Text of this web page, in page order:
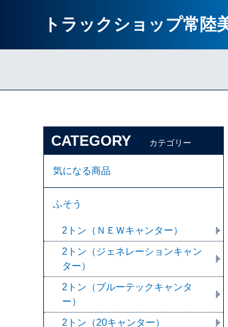
トラックショップ常陸
CATEGORY カテゴリー
気になる商品
ふそう
2トン（ＮＥＷキャンター）
2トン（ジェネレーションキャン
ター）
2トン（ブルーテックキャンタ
ー）
2トン（20キャンター）